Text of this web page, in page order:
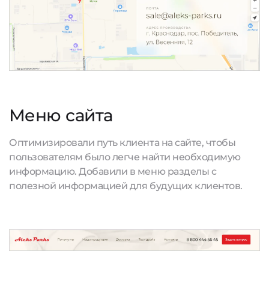
Меню сайта
Оптимизировали путь клиента на сайте, чтобы
пользователям было легче найти необходимую
информацию. Добавили в меню разделы с
полезной информацией для будущих клиентов.